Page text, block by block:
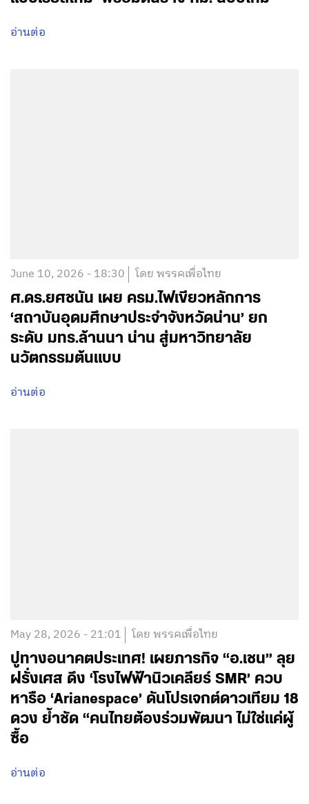
อ่านต่อ
June 10, 2026 - 18:30 โดย พรรคเพื่อไทย
ศ.ดร.ยศชนัน เผย ครม.ไฟเขียวหลักการ
‘สถาบันอุดมศึกษาประจำจังหวัดน่าน’ ยก
ระดับ มทร.ล้านนา น่าน สู่มหาวิทยาลัย
นวัตกรรมต้นแบบ
อ่านต่อ
May 28, 2026 - 21:01 โดย พรรคเพื่อไทย
ปูทางอนาคตประเทศ! เผยภารกิจ “อ.เชน” ลุย
ฝรั่งเศส ดึง ‘โรงไฟฟ้านิวเคลียร์ SMR’ ควบ
หารือ ‘Arianespace’ ดันโปรเจกต์ดาวเทียม 18
ดวง ย้ำชัด “คนไทยต้องร่วมพัฒนา ไม่ใช่แค่ผู้
ซื้อ
อ่านต่อ